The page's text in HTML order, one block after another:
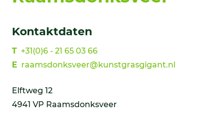
Kontaktdaten
T +31(0)6 - 21 65 03 66
E raamsdonksveer@kunstgrasgigant.nl
Elftweg 12
4941 VP Raamsdonksveer